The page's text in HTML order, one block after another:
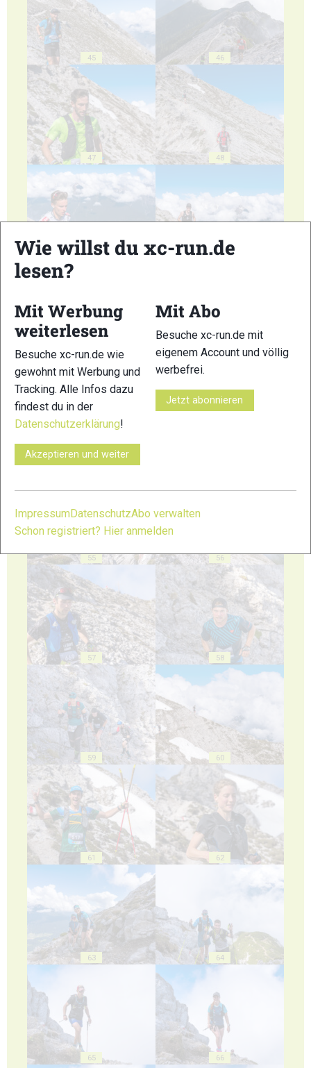
45 46
47 48
49 50
51 52
53
55 56
57 58
59 60
61 62
63 64
65 66
Wie willst du xc-run.de
lesen?
Mit Werbung
weiterlesen
Besuche xc-run.de wie
gewohnt mit Werbung und
Tracking. Alle Infos dazu
findest du in der
Datenschutzerklärung!
Akzeptieren und weiter
Mit Abo
Besuche xc-run.de mit
eigenem Account und völlig
werbefrei.
Jetzt abonnieren
ImpressumDatenschutzAbo verwalten
Schon registriert? Hier anmelden